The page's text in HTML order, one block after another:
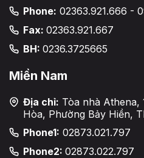
Phone: 02363.921.666 -
Fax: 02363.921.667
BH: 0236.3725665
Miền Nam
Địa chỉ: Tòa nhà Athena,
Hòa, Phường Bảy Hiền,
Phone1: 02873.021.797
Phone2: 02873.022.797